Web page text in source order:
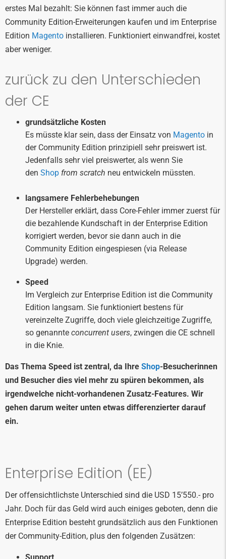
erstes Mal bezahlt: Sie können fast immer auch die
Community Edition-Erweiterungen kaufen und im Enterprise
Edition Magento installieren. Funktioniert einwandfrei, kostet
aber weniger.
zurück zu den Unterschieden
der CE
grundsätzliche Kosten
Es müsste klar sein, dass der Einsatz von Magento in
der Community Edition prinzipiell sehr preiswert ist.
Jedenfalls sehr viel preiswerter, als wenn Sie
den Shop from scratch neu entwickeln müssten.
langsamere Fehlerbehebungen
Der Hersteller erklärt, dass Core-Fehler immer zuerst für
die bezahlende Kundschaft in der Enterprise Edition
korrigiert werden, bevor sie dann auch in die
Community Edition eingespiesen (via Release
Upgrade) werden.
Speed
Im Vergleich zur Enterprise Edition ist die Community
Edition langsam. Sie funktioniert bestens für
vereinzelte Zugriffe, doch viele gleichzeitige Zugriffe,
so genannte concurrent users, zwingen die CE schnell
in die Knie.
Das Thema Speed ist zentral, da Ihre Shop-Besucherinnen
und Besucher dies viel mehr zu spüren bekommen, als
irgendwelche nicht-vorhandenen Zusatz-Features. Wir
gehen darum weiter unten etwas differenzierter darauf
ein.
Enterprise Edition (EE)
Der offensichtlichste Unterschied sind die USD 15’550.- pro
Jahr. Doch für das Geld wird auch einiges geboten, denn die
Enterprise Edition besteht grundsätzlich aus den Funktionen
der Community-Edition, plus den folgenden Zusätzen:
Support